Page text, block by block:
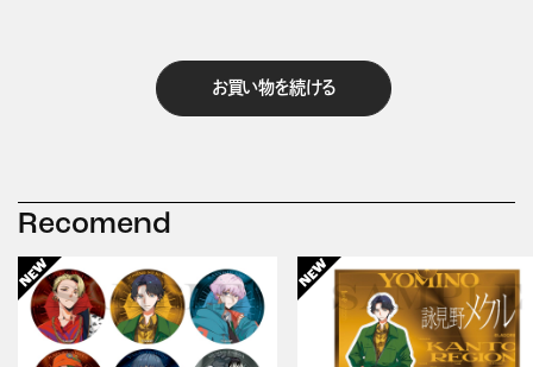
お買い物を続ける
Recomend